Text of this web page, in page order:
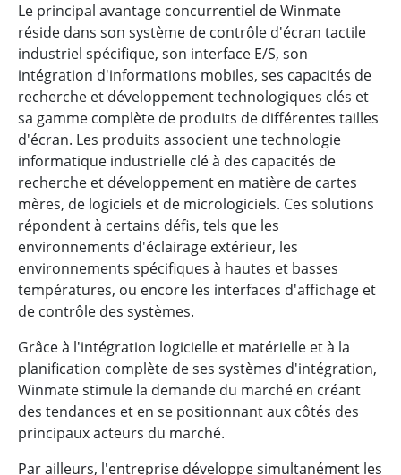
Le principal avantage concurrentiel de Winmate
réside dans son système de contrôle d'écran tactile
industriel spécifique, son interface E/S, son
intégration d'informations mobiles, ses capacités de
recherche et développement technologiques clés et
sa gamme complète de produits de différentes tailles
d'écran. Les produits associent une technologie
informatique industrielle clé à des capacités de
recherche et développement en matière de cartes
mères, de logiciels et de micrologiciels. Ces solutions
répondent à certains défis, tels que les
environnements d'éclairage extérieur, les
environnements spécifiques à hautes et basses
températures, ou encore les interfaces d'affichage et
de contrôle des systèmes.
Grâce à l'intégration logicielle et matérielle et à la
planification complète de ses systèmes d'intégration,
Winmate stimule la demande du marché en créant
des tendances et en se positionnant aux côtés des
principaux acteurs du marché.
Par ailleurs, l'entreprise développe simultanément les